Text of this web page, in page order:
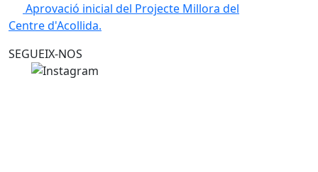
Aprovació inicial del Projecte Millora del
Centre d'Acollida.
SEGUEIX-NOS